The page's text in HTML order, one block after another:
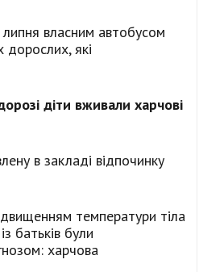
власним автобусом
дорослих, які
діти вживали харчові
в закладі відпочинку
температури тіла
батьків були
харчова